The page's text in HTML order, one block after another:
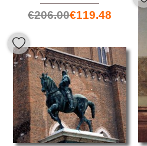
€206.00€119.48